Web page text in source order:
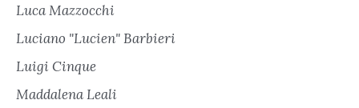
Luca Mazzocchi
Luciano "Lucien" Barbieri
Luigi Cinque
Maddalena Leali